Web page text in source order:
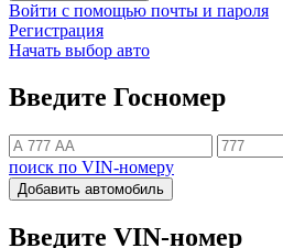
Войти с помощью почты и пароля
Регистрация
Начать выбор авто
Введите Госномер
поиск по VIN-номеру
Добавить автомобиль
Введите VIN-номер